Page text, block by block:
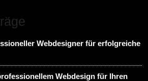
Webdesigner für erfolgreiche
Webdesign für Ihren